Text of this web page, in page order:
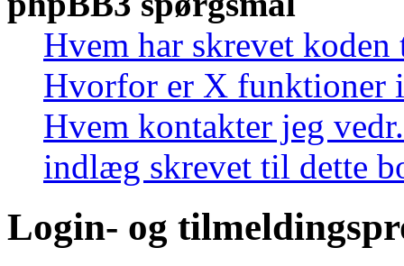
Hvem har skrevet koden
Hvorfor er X funktioner
Hvem kontakter jeg
indlæg skrevet til dette
Login- og